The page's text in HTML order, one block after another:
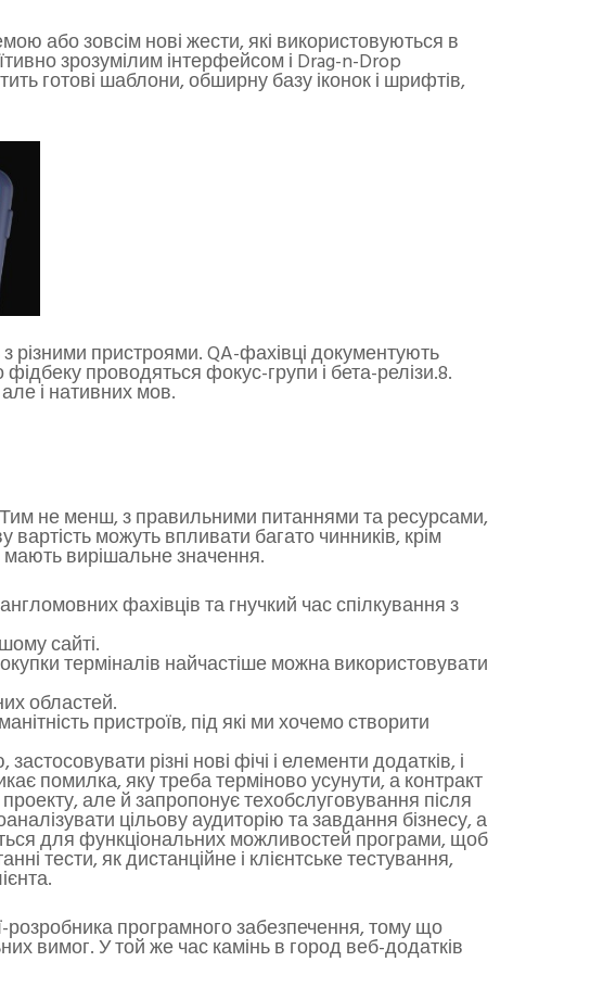
або зовсім нові жести, які використовуються в
зрозумілим інтерфейсом і Drag-n-Drop
готові шаблони, обширну базу іконок і шрифтів,
з різними пристроями. QA-фахівці документують
проводяться фокус-групи і бета-релізи.8.
і нативних мов.
не менш, з правильними питаннями та ресурсами,
можуть впливати багато чинників, крім
мають вирішальне значення.
фахівців та гнучкий час спілкування з
сайті.
терміналів найчастіше можна використовувати
областей.
пристроїв, під які ми хочемо створити
різні нові фічі і елементи додатків, і
помилка, яку треба терміново усунути, а контракт
але й запропонує техобслуговування після
цільову аудиторію та завдання бізнесу, а
для функціональних можливостей програми, щоб
тести, як дистанційне і клієнтське тестування,
програмного забезпечення, тому що
вимог. У той же час камінь в город веб-додатків